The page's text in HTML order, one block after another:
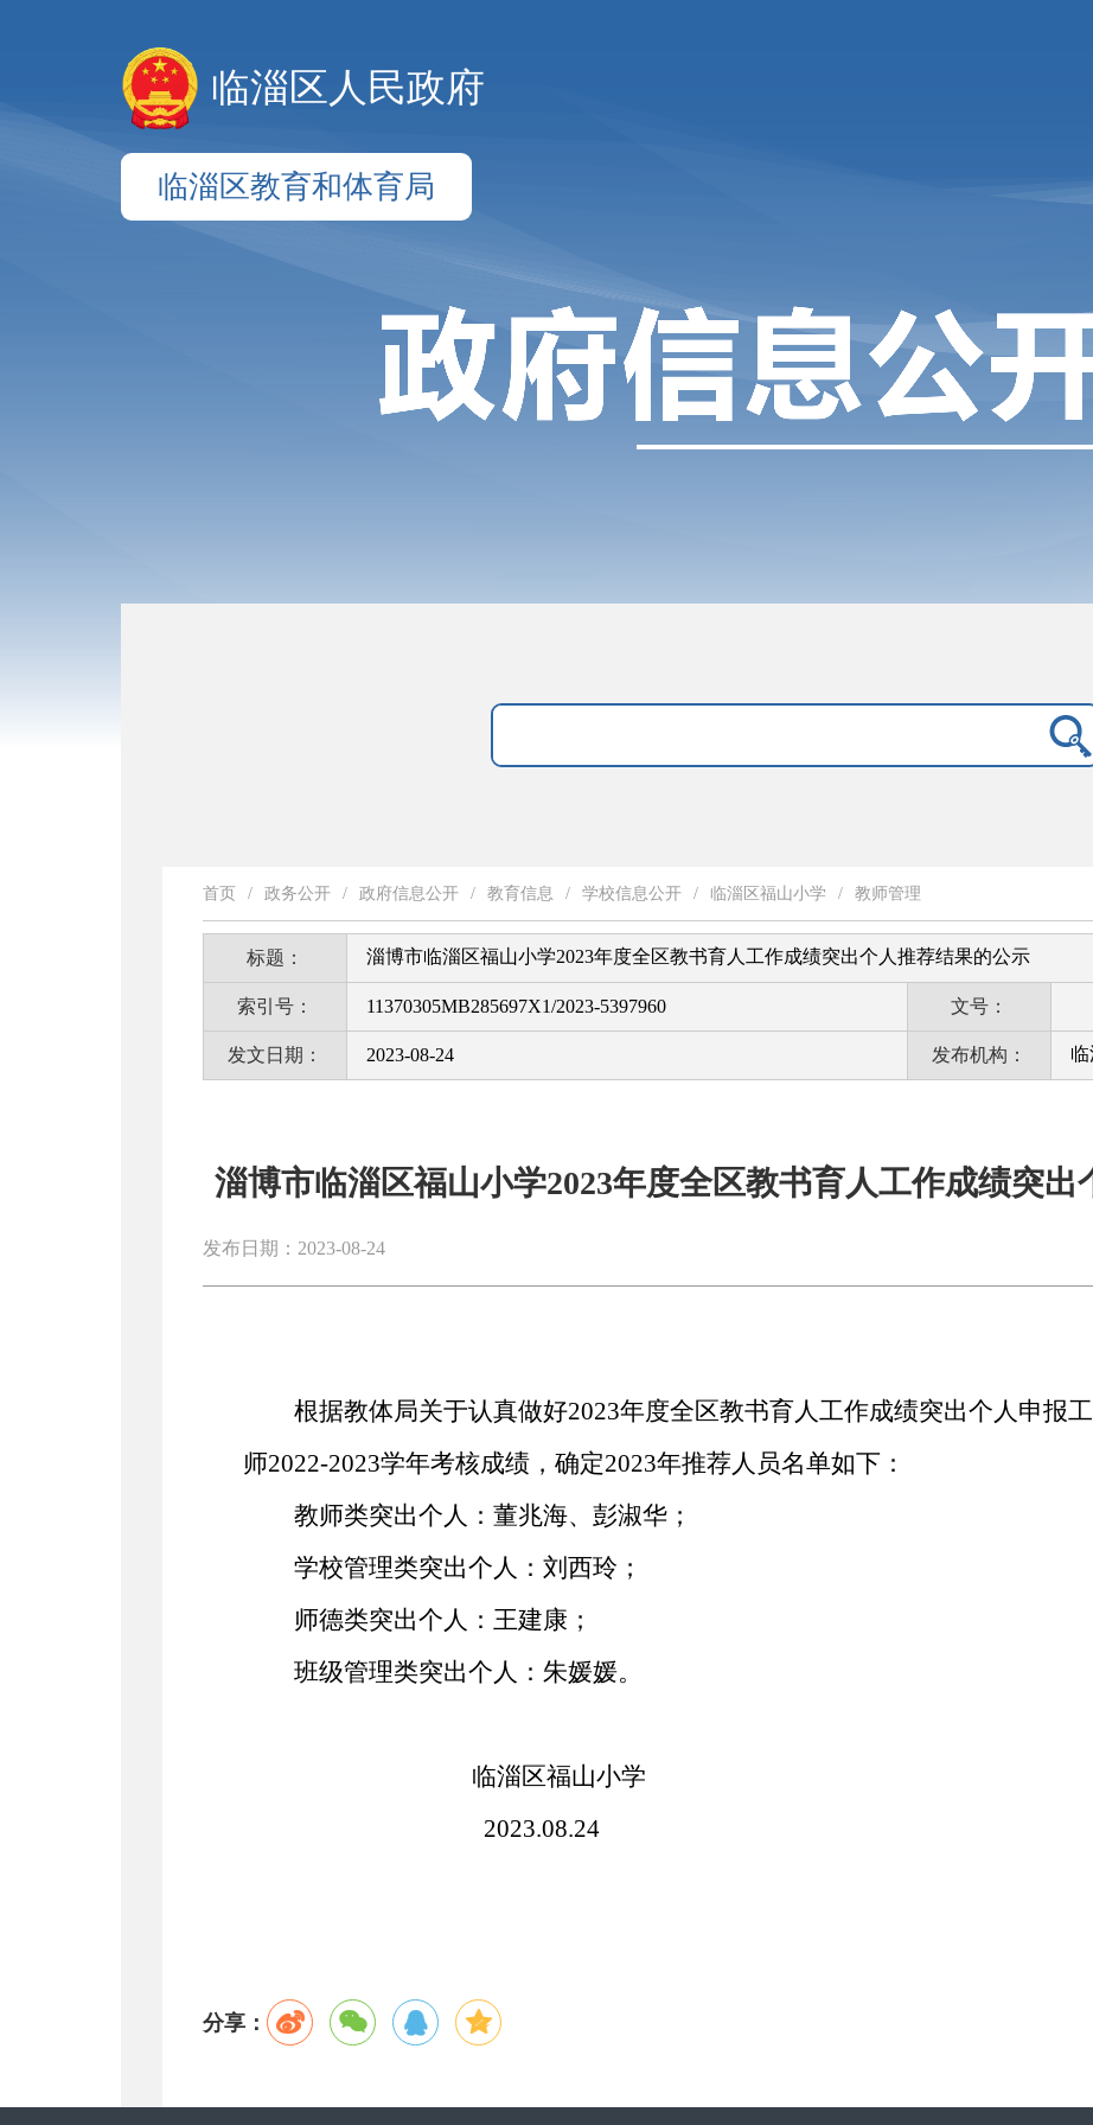
临淄区人民政府
临淄区教育和体育局
首页 / 政务公开 / 政府信息公开 / 教育信息 / 学校信息公开 / 临淄区福山小学 / 教师管理
标题： 淄博市临淄区福山小学2023年度全区教书育人工作成绩突出个人推荐结果的公示
索引号： 11370305MB285697X1/2023-5397960 文号：
发文日期： 2023-08-24 发布机构：
淄博市临淄区福山小学2023年度全区教书育人工作成绩突
发布日期：2023-08-24
根据教体局关于认真做好2023年度全区教书育人工作成绩突出个人申报
师2022-2023学年考核成绩， 确定2023年推荐人员名单如下：
教师类突出个人：董兆海、 彭淑华；
学校管理类突出个人：刘西玲 ；
师德类突出个人：王建康 ；
班级管理类突出个人：朱媛媛。
临淄区福山小学
2023.08.24
分享：